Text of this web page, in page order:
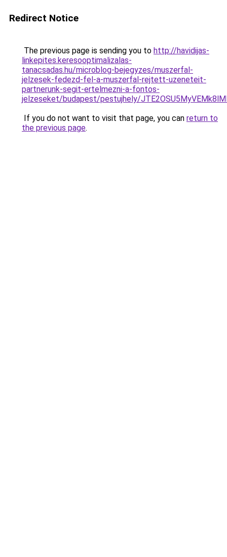
Redirect Notice
The previous page is sending you to http://havidijas-
linkepites.keresooptimalizalas-
tanacsadas.hu/microblog-bejegyzes/muszerfal-
jelzesek-fedezd-fel-a-muszerfal-rejtett-uzeneteit-
partnerunk-segit-ertelmezni-a-fontos-
jelzeseket/budapest/pestujhely/
If you do not want to visit that page, you can return to
the previous page.